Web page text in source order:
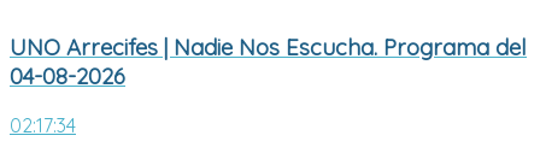
UNO Arrecifes | Nadie Nos Escucha. Programa del
04-08-2026
02:17:34